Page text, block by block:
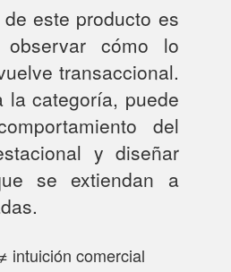
este producto es
cómo lo
transaccional.
la categoría, puede
del
y diseñar
se extiendan a
intuición comercial